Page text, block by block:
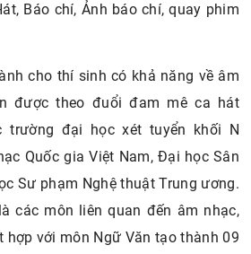
Báo chí, Ảnh báo chí, quay phim
cho thí sinh có khả năng về âm
được theo đuổi đam mê ca hát
trường đại học xét tuyển khối N
Quốc gia Việt Nam, Đại học Sân
Sư phạm Nghệ thuật Trung ương.
các môn liên quan đến âm nhạc,
hợp với môn Ngữ Văn tạo thành 09